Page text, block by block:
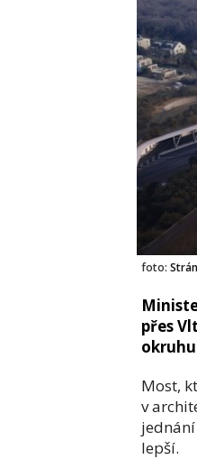
foto:
přes
Most,
v
lepší.